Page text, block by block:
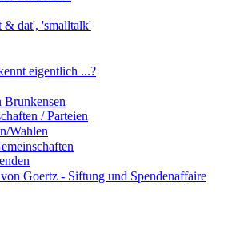
dat', 'smalltalk'
eigentlich ...?
/ Parteien
Wahlen
Goertz - Siftung und Spendenaffaire